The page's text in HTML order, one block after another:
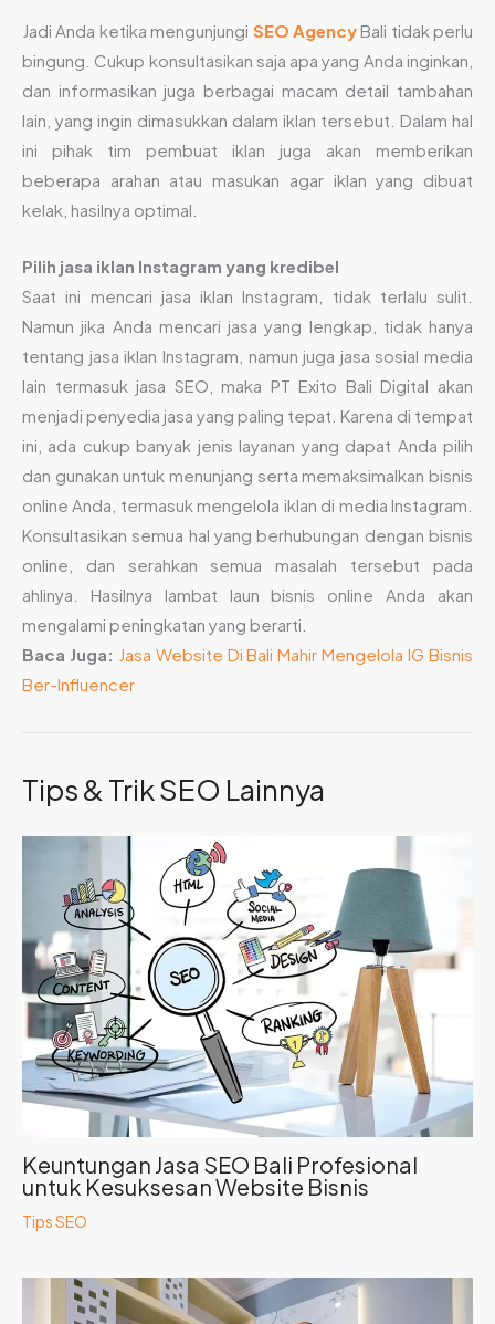
Jadi Anda ketika mengunjungi SEO AgencyBali tidak perlu
bingung. Cukup konsultasikan saja apa yang Anda inginkan,
dan informasikan juga berbagai macam detail tambahan
lain, yang ingin dimasukkan dalam iklan tersebut. Dalam hal
ini pihak tim pembuat iklan juga akan memberikan
beberapa arahan atau masukan agar iklan yang dibuat
kelak, hasilnya optimal.
Pilih jasa iklan Instagram yang kredibel
Saat ini mencari jasa iklan Instagram, tidak terlalu sulit.
Namun jika Anda mencari jasa yang lengkap, tidak hanya
tentang jasa iklan Instagram, namun juga jasa sosial media
lain termasuk jasa SEO, maka PT Exito Bali Digital akan
menjadi penyedia jasa yang paling tepat. Karena di tempat
ini, ada cukup banyak jenis layanan yang dapat Anda pilih
dan gunakan untuk menunjang serta memaksimalkan bisnis
online Anda, termasuk mengelola iklan di media Instagram.
Konsultasikan semua hal yang berhubungan dengan bisnis
online, dan serahkan semua masalah tersebut pada
ahlinya. Hasilnya lambat laun bisnis online Anda akan
mengalami peningkatan yang berarti.
Baca Juga: Jasa Website Di Bali Mahir Mengelola IG Bisnis
Ber-Influencer
Tips & Trik SEO Lainnya
Keuntungan Jasa SEO Bali Profesional
untuk Kesuksesan Website Bisnis
Tips SEO